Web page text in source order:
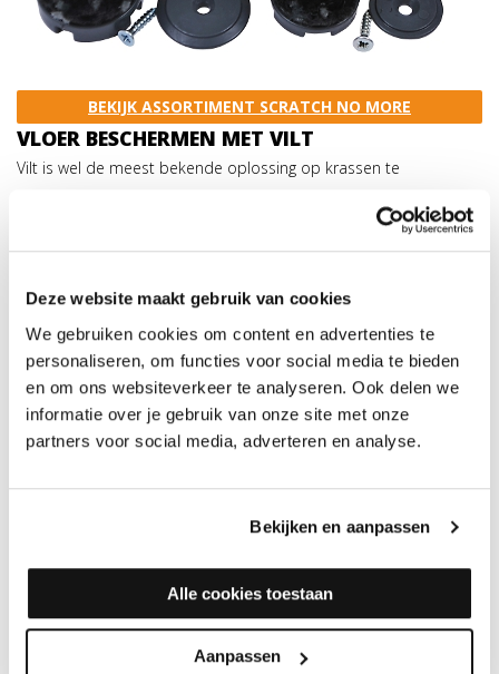
Deze website maakt gebruik van cookies
We gebruiken cookies om content en advertenties te
personaliseren, om functies voor social media te bieden
en om ons websiteverkeer te analyseren. Ook delen we
informatie over je gebruik van onze site met onze
partners voor social media, adverteren en analyse.
Bekijken en aanpassen
Alle cookies toestaan
Aanpassen
BEKIJK ASSORTIMENT SCRATCH NO MORE
VLOER BESCHERMEN MET VILT
Vilt is wel de meest bekende oplossing op krassen te
is. Ook is het op maat te knippen en dus toe te passen op
plakviltjesófvilt met schroef.Voor de vilt met schroef geldt
natuurlijk dat deze veel beter blijft zitten dan het traditionele
plakvilt. Echter, als het vilt nat wordt, neemt het zand en stof op,
gevolg: krassen op de vloer. Daarnaast gaan viltjes maximaal 3
maanden mee en hebben de neiging om los te laten door het
schuiven van de meubels (dit geldt niet voor de vilt met schroef).
geschoven wordt is vilt niet ons eerste advies.
Laat makkelijk los
Krast als er zand onder komt